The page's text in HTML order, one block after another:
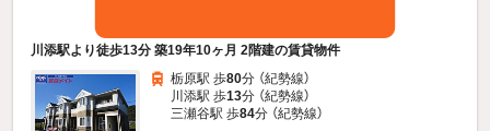
川添駅より徒歩13分 築19年10ヶ月 2階建の賃貸物件
栃原駅 歩80分 （紀勢線）
川添駅 歩13分 （紀勢線）
三瀬谷駅 歩84分 （紀勢線）